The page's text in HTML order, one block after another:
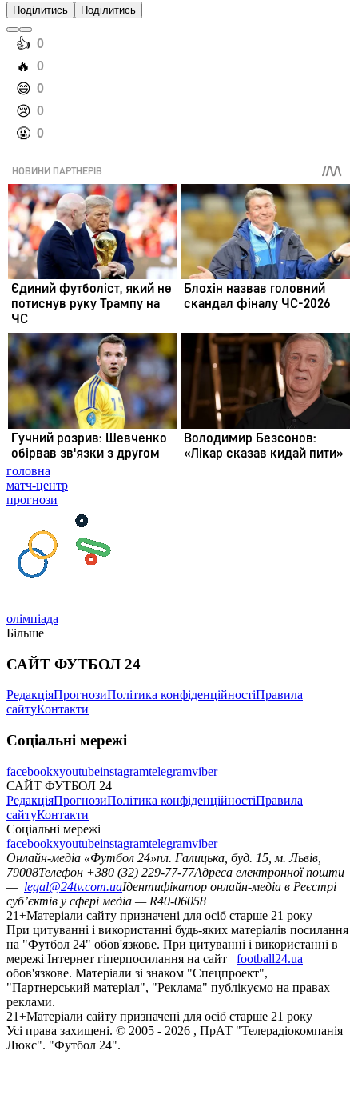
Поділитись Поділитись
️👍 0
️🔥 0
️😄 0
️😢 0
️🤬 0
головна
матч-центр
прогнози
олімпіада
Більше
САЙТ ФУТБОЛ 24
РедакціяПрогнозиПолітика конфіденційностіПравила
сайтуКонтакти
Соціальні мережі
facebookxyoutubeinstagramtelegramviber
САЙТ ФУТБОЛ 24
РедакціяПрогнозиПолітика конфіденційностіПравила
сайтуКонтакти
Соціальні мережі
facebookxyoutubeinstagramtelegramviber
Онлайн-медіа «Футбол 24»пл. Галицька, буд. 15, м. Львів,
79008Телефон +380 (32) 229-77-77Адреса електронної пошти
— legal@24tv.com.uaІдентифікатор онлайн-медіа в Реєстрі
суб’єктів у сфері медіа — R40-06058
21+Матеріали сайту призначені для осіб старше 21 року
При цитуванні і використанні будь-яких матеріалів посилання
на "Футбол 24" обов'язкове. При цитуванні і використанні в
мережі Інтернет гіперпосилання на сайт
football24.ua
обов'язкове. Матеріали зі знаком "Спецпроект",
"Партнерський матеріал", "Реклама" публікуємо на правах
реклами.
21+Матеріали сайту призначені для осіб старше 21 року
Усi права захищенi. © 2005 - 2026 , ПрАТ "Телерадіокомпанія
Люкс". "Футбол 24".